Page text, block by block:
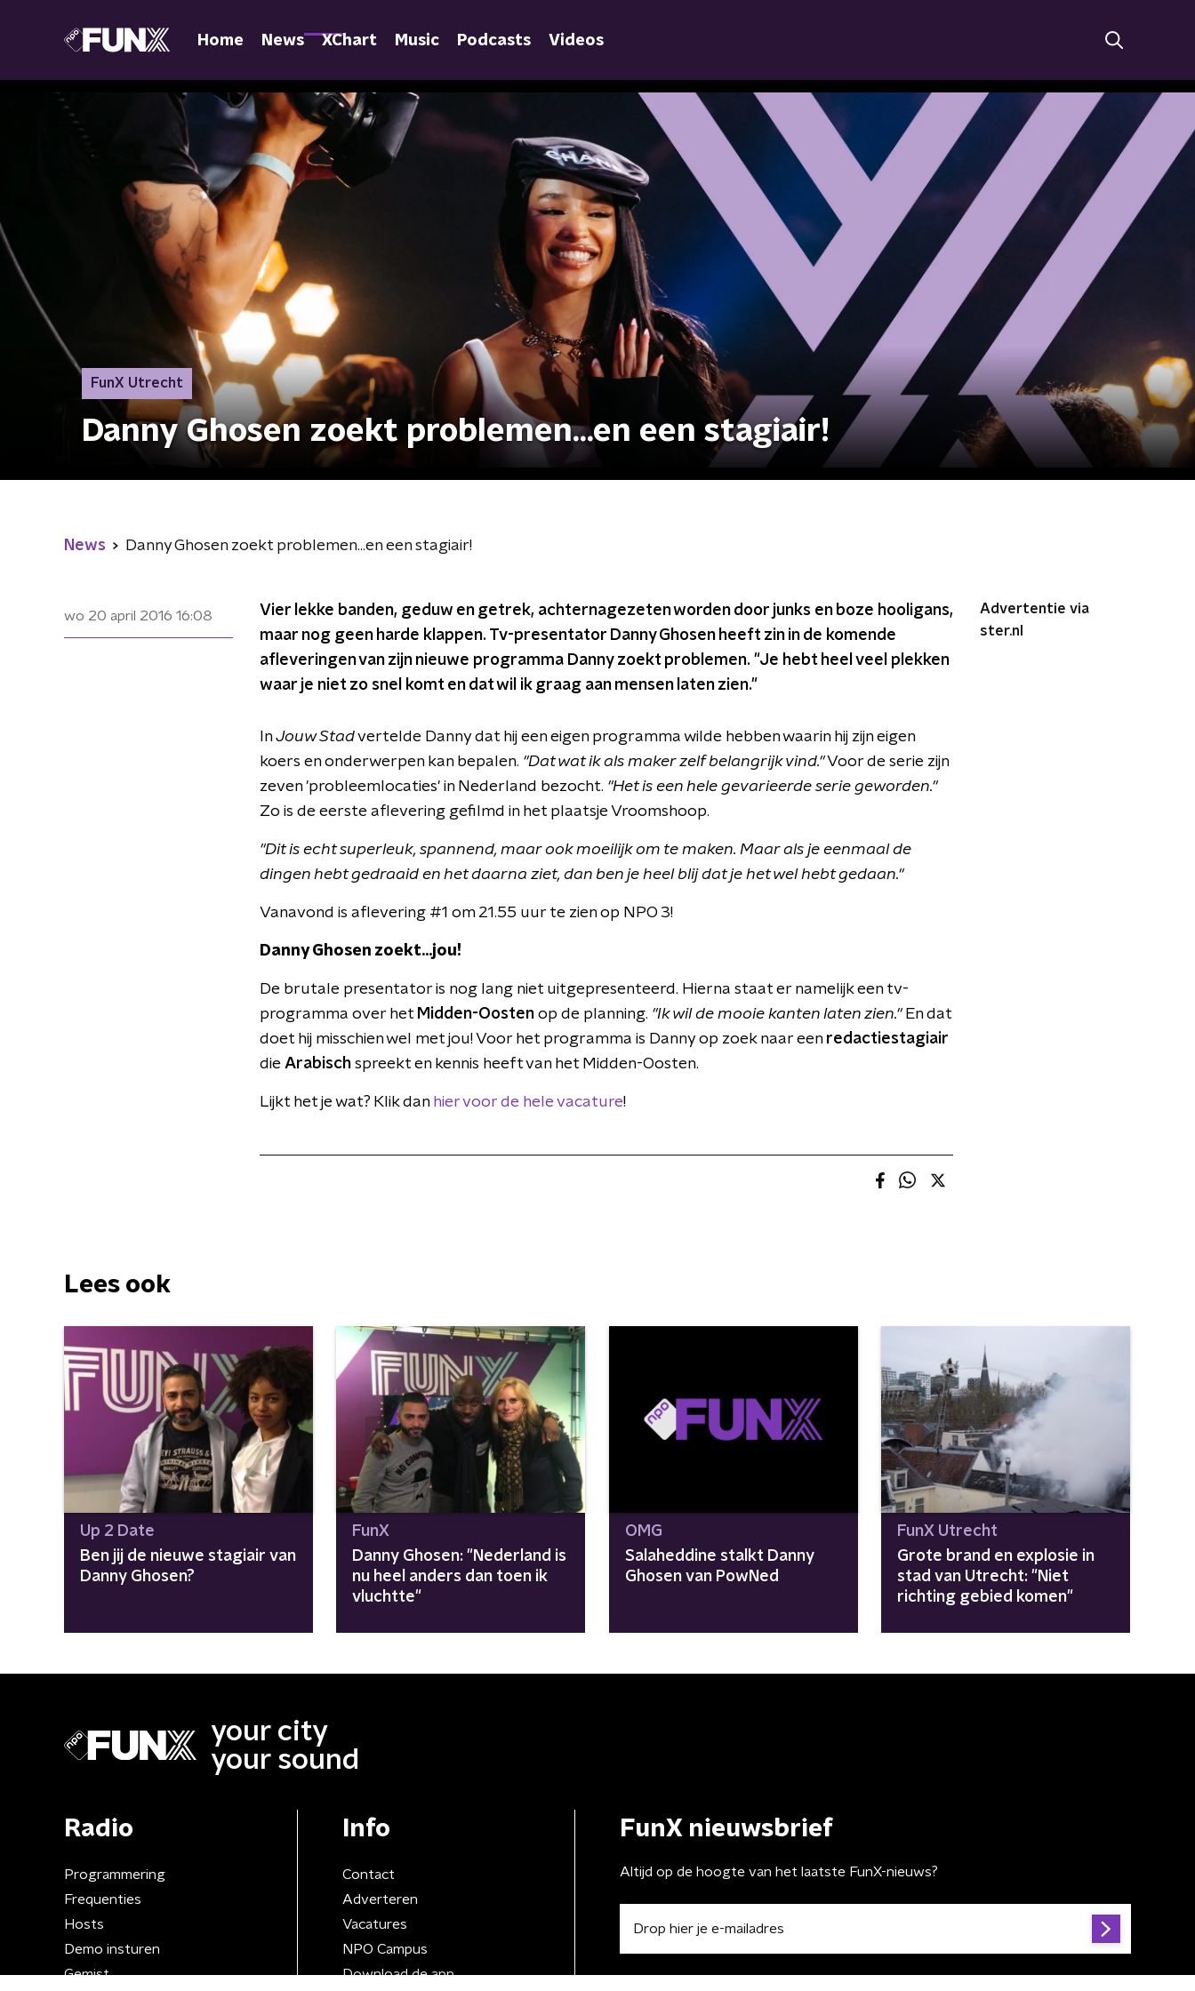
Home News XChart Music Podcasts Videos
FunX Utrecht
Danny Ghosen zoekt problemen...en een stagiair!
News Danny Ghosen zoekt problemen...en een stagiair!
wo 20 april 2016 16:08
Vier lekke banden, geduw en getrek, achternagezeten worden door junks en boze hooligans,
maar nog geen harde klappen. Tv-presentator Danny Ghosen heeft zin in de komende
afleveringen van zijn nieuwe programma Danny zoekt problemen. "Je hebt heel veel plekken
waar je niet zo snel komt en dat wil ik graag aan mensen laten zien."
InJouw Stadvertelde Danny dat hij een eigen programma wilde hebben waarin hij zijn eigen
koers en onderwerpen kan bepalen. "Dat wat ik als maker zelf belangrijk vind."Voor de serie zijn
zeven 'probleemlocaties' in Nederland bezocht. "Het is een hele gevarieerde serie geworden."
Zo is de eerste aflevering gefilmd in het plaatsje Vroomshoop.
"Dit is echt superleuk, spannend, maar ook moeilijk om te maken. Maar als je eenmaal de
dingen hebt gedraaid en het daarna ziet, dan ben je heel blij dat je het wel hebt gedaan."
Vanavond is aflevering #1 om 21.55 uur te zien op NPO 3!
Danny Ghosen zoekt...jou!
De brutale presentator is nog lang niet uitgepresenteerd. Hierna staat er namelijk een tv-
programma over het Midden-Oosten op de planning. "Ik wil de mooie kanten laten zien."En dat
doet hij misschien wel met jou! Voor het programma is Danny op zoek naar een redactiestagiair
die Arabisch spreekt en kennis heeft van het Midden-Oosten.
Lijkt het je wat? Klik dan hier voor de hele vacature!
Advertentie via
ster.nl
Lees ook
Up 2 Date
Ben jij de nieuwe stagiair van
Danny Ghosen?
FunX
Danny Ghosen: "Nederland is
nu heel anders dan toen ik
vluchtte"
OMG
Salaheddine stalkt Danny
Ghosen van PowNed
FunX Utrecht
Grote brand en explosie in
stad van Utrecht: "Niet
richting gebied komen"
your city
your sound
Radio
Programmering
Frequenties
Hosts
Demo insturen
Gemist
Info
Contact
Adverteren
Vacatures
NPO Campus
Download de app
FunX nieuwsbrief
Altijd op de hoogte van het laatste FunX-nieuws?